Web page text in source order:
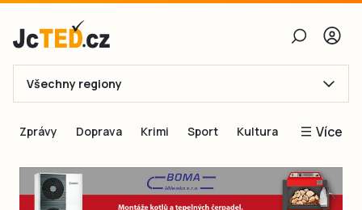
E-mail
Obnovit heslo
Všechny regiony
Zprávy Doprava Krimi Sport Kultura Více
Blogy
Inspirace